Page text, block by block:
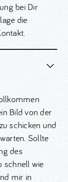
bei Dir
die
Bild von der
schicken und
Sollte
des
schnell wie
mir in